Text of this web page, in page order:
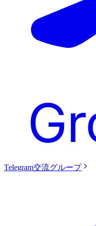
Telegram交流グループ